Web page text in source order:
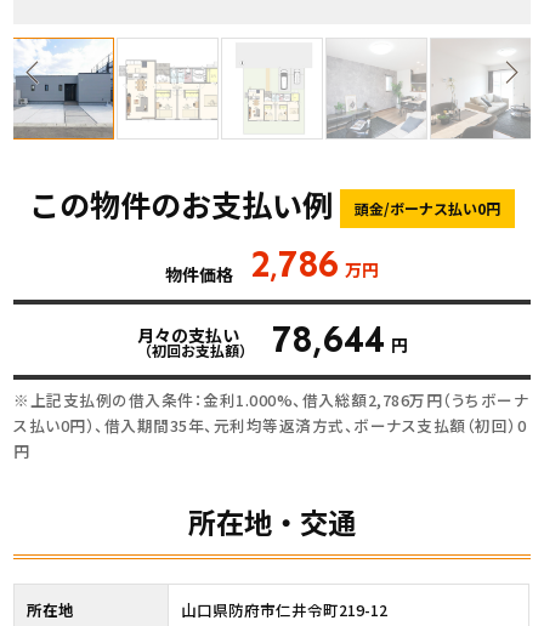
この物件のお支払い例 頭金/ボーナス払い0円
物件価格 2,786 万円
月々の支払い
（初回お支払額） 78,644 円
※上記支払例の借入条件：金利1.000%、借入総額2,786万円（うちボーナ
ス払い0円）、借入期間35年、元利均等返済方式、ボーナス支払額（初回）0
円
所在地・交通
所在地 山口県防府市仁井令町219-12